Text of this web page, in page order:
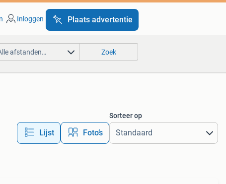
Inloggen Plaats advertentie
afstanden… Zoek
Lijst Foto’s
Sorteer op